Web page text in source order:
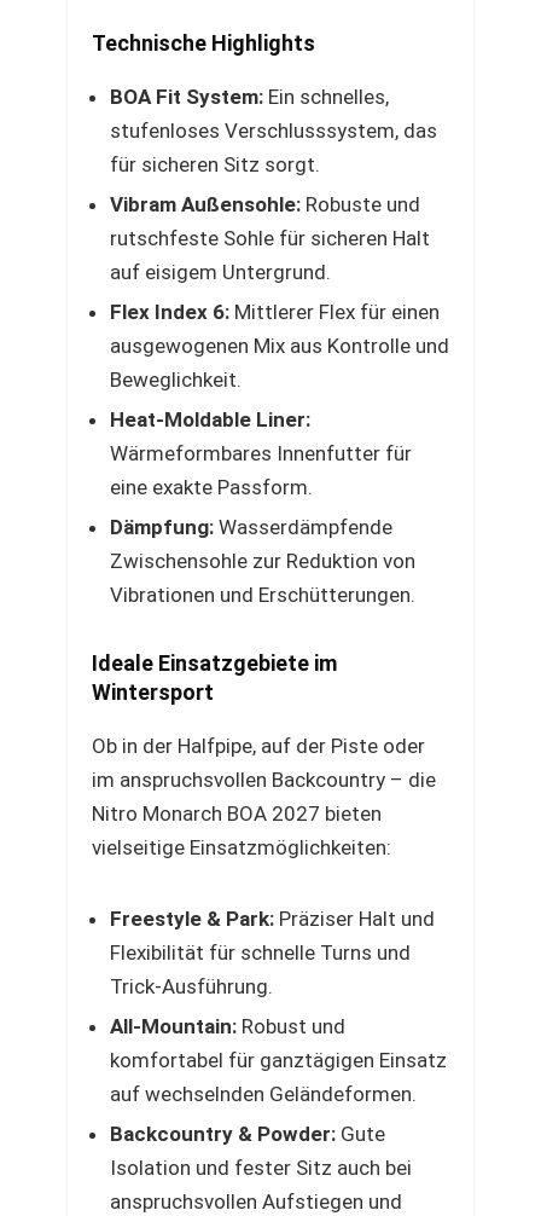
Technische Highlights
BOA Fit System: Ein schnelles,
stufenloses Verschlusssystem, das
für sicheren Sitz sorgt.
Vibram Außensohle: Robuste und
rutschfeste Sohle für sicheren Halt
auf eisigem Untergrund.
Flex Index 6: Mittlerer Flex für einen
ausgewogenen Mix aus Kontrolle und
Beweglichkeit.
Heat-Moldable Liner:
Wärmeformbares Innenfutter für
eine exakte Passform.
Dämpfung: Wasserdämpfende
Zwischensohle zur Reduktion von
Vibrationen und Erschütterungen.
Ideale Einsatzgebiete im
Wintersport
Ob in der Halfpipe, auf der Piste oder
im anspruchsvollen Backcountry – die
Nitro Monarch BOA 2027 bieten
vielseitige Einsatzmöglichkeiten:
Freestyle & Park: Präziser Halt und
Flexibilität für schnelle Turns und
Trick-Ausführung.
All-Mountain: Robust und
komfortabel für ganztägigen Einsatz
auf wechselnden Geländeformen.
Backcountry & Powder: Gute
Isolation und fester Sitz auch bei
anspruchsvollen Aufstiegen und